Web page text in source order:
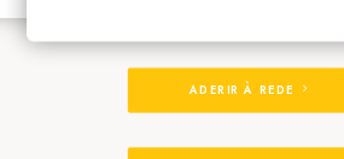
ADERIR À REDE